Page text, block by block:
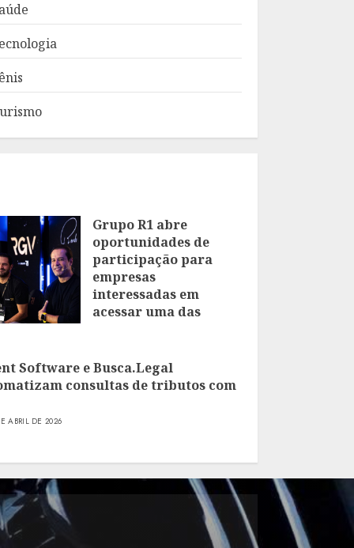
Grupo R1 abre
oportunidades de
participação para
empresas
interessadas em
acessar uma das
Brasil
16 DE JULHO DE 2026
Software e Busca.Legal
consultas de tributos com
ABRIL DE 2026